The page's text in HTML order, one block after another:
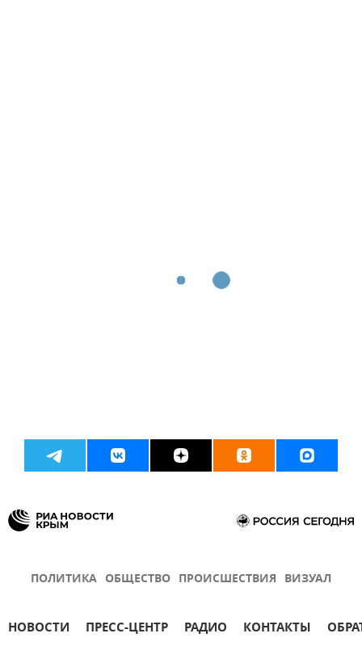
ПОЛИТИКА ОБЩЕСТВО ПРОИСШЕСТВИЯ ВИЗУАЛ
НОВОСТИ ПРЕСС-ЦЕНТР РАДИО КОНТАКТЫ